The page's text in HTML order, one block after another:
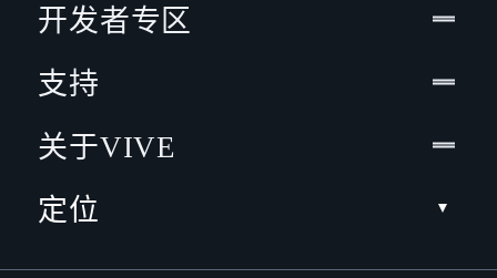
开发者专区
支持
关于VIVE
定位